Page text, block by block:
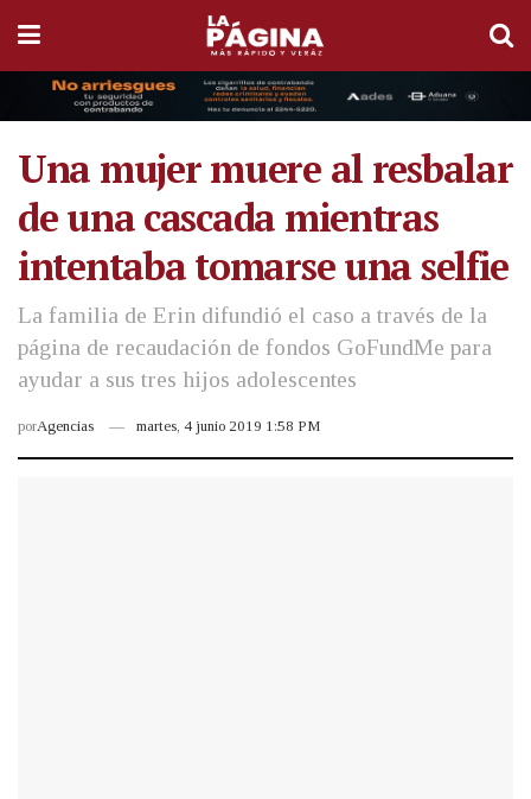
Una mujer muere al resbalar
de una cascada mientras
intentaba tomarse una selfie
La familia de Erin difundió el caso a través de la
página de recaudación de fondos GoFundMe para
ayudar a sus tres hijos adolescentes
porAgencias martes, 4 junio 2019 1:58 PM